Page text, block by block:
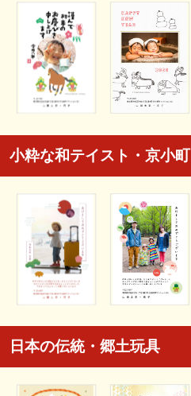
小粋な和テイスト・京小町
日本の伝統・郷土玩具